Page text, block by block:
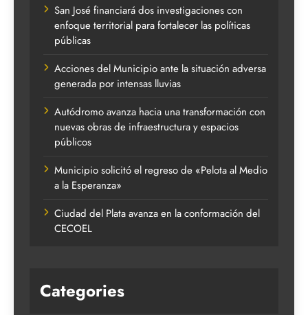
San José financiará dos investigaciones con
enfoque territorial para fortalecer las políticas
públicas
Acciones del Municipio ante la situación adversa
generada por intensas lluvias
Autódromo avanza hacia una transformación con
nuevas obras de infraestructura y espacios
públicos
Municipio solicitó el regreso de «Pelota al Medio
a la Esperanza»
Ciudad del Plata avanza en la conformación del
CECOEL
Categories